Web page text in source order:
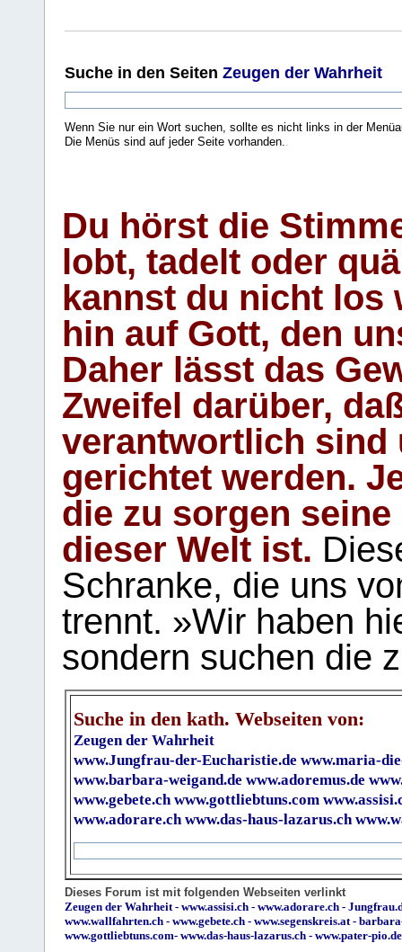
Suche in den Seiten Zeugen der Wahrheit
Wenn Sie nur ein Wort suchen, sollte es nicht links in der
Die Menüs sind auf jeder Seite vorhanden.
Du hörst die
lobt, tadelt oder
kannst du nicht los
hin auf Gott, den
Daher lässt das
Zweifel darüber,
verantwortlich sind
gerichtet werden.
die zu sorgen
dieser Welt ist.
Schranke, die uns
trennt. »Wir haben
sondern suchen die
Suche in den kath. Webseiten von:
Zeugen der Wahrheit
www.Jungfrau-der-Eucharistie.de www.maria-
www.barbara-weigand.de www.adoremus.de
www.gebete.ch www.gottliebtuns.com
www.adorare.ch www.das-haus-lazarus.ch
Dieses Forum ist mit folgenden Webseiten verlinkt
Zeugen der Wahrheit - www.assisi.ch - www.adorare.ch -
www.wallfahrten.ch - www.gebete.ch - www.segenskreis.at -
www.gottliebtuns.com- www.das-haus-lazarus.ch - www.pater-pio.de